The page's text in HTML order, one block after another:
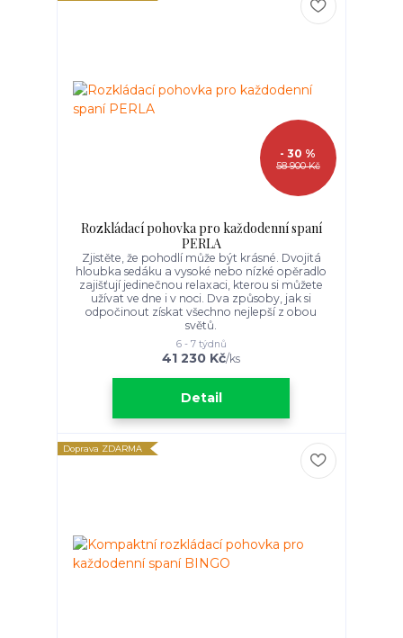
58 900 Kč
- 30 %
Rozkládací pohovka pro každodenní spaní
PERLA
Zjistěte, že pohodlí může být krásné. Dvojitá
hloubka sedáku a vysoké nebo nízké opěradlo
zajišťují jedinečnou relaxaci, kterou si můžete
užívat ve dne i v noci. Dva způsoby, jak si
odpočinout získat všechno nejlepší z obou
světů.
41 230 Kč/ks
6 - 7 týdnů
Detail
Doprava ZDARMA